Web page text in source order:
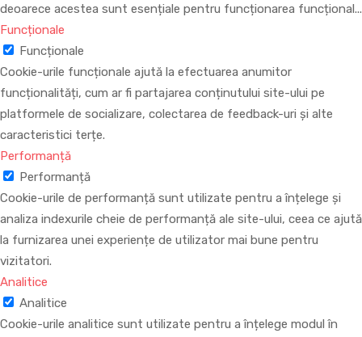
deoarece acestea sunt esențiale pentru funcționarea funcțional...
Funcționale
Funcționale
Cookie-urile funcționale ajută la efectuarea anumitor
funcționalități, cum ar fi partajarea conținutului site-ului pe
platformele de socializare, colectarea de feedback-uri și alte
caracteristici terțe.
Performanță
Performanță
Cookie-urile de performanță sunt utilizate pentru a înțelege și
analiza indexurile cheie de performanță ale site-ului, ceea ce ajută
la furnizarea unei experiențe de utilizator mai bune pentru
vizitatori.
Analitice
Analitice
Cookie-urile analitice sunt utilizate pentru a înțelege modul în